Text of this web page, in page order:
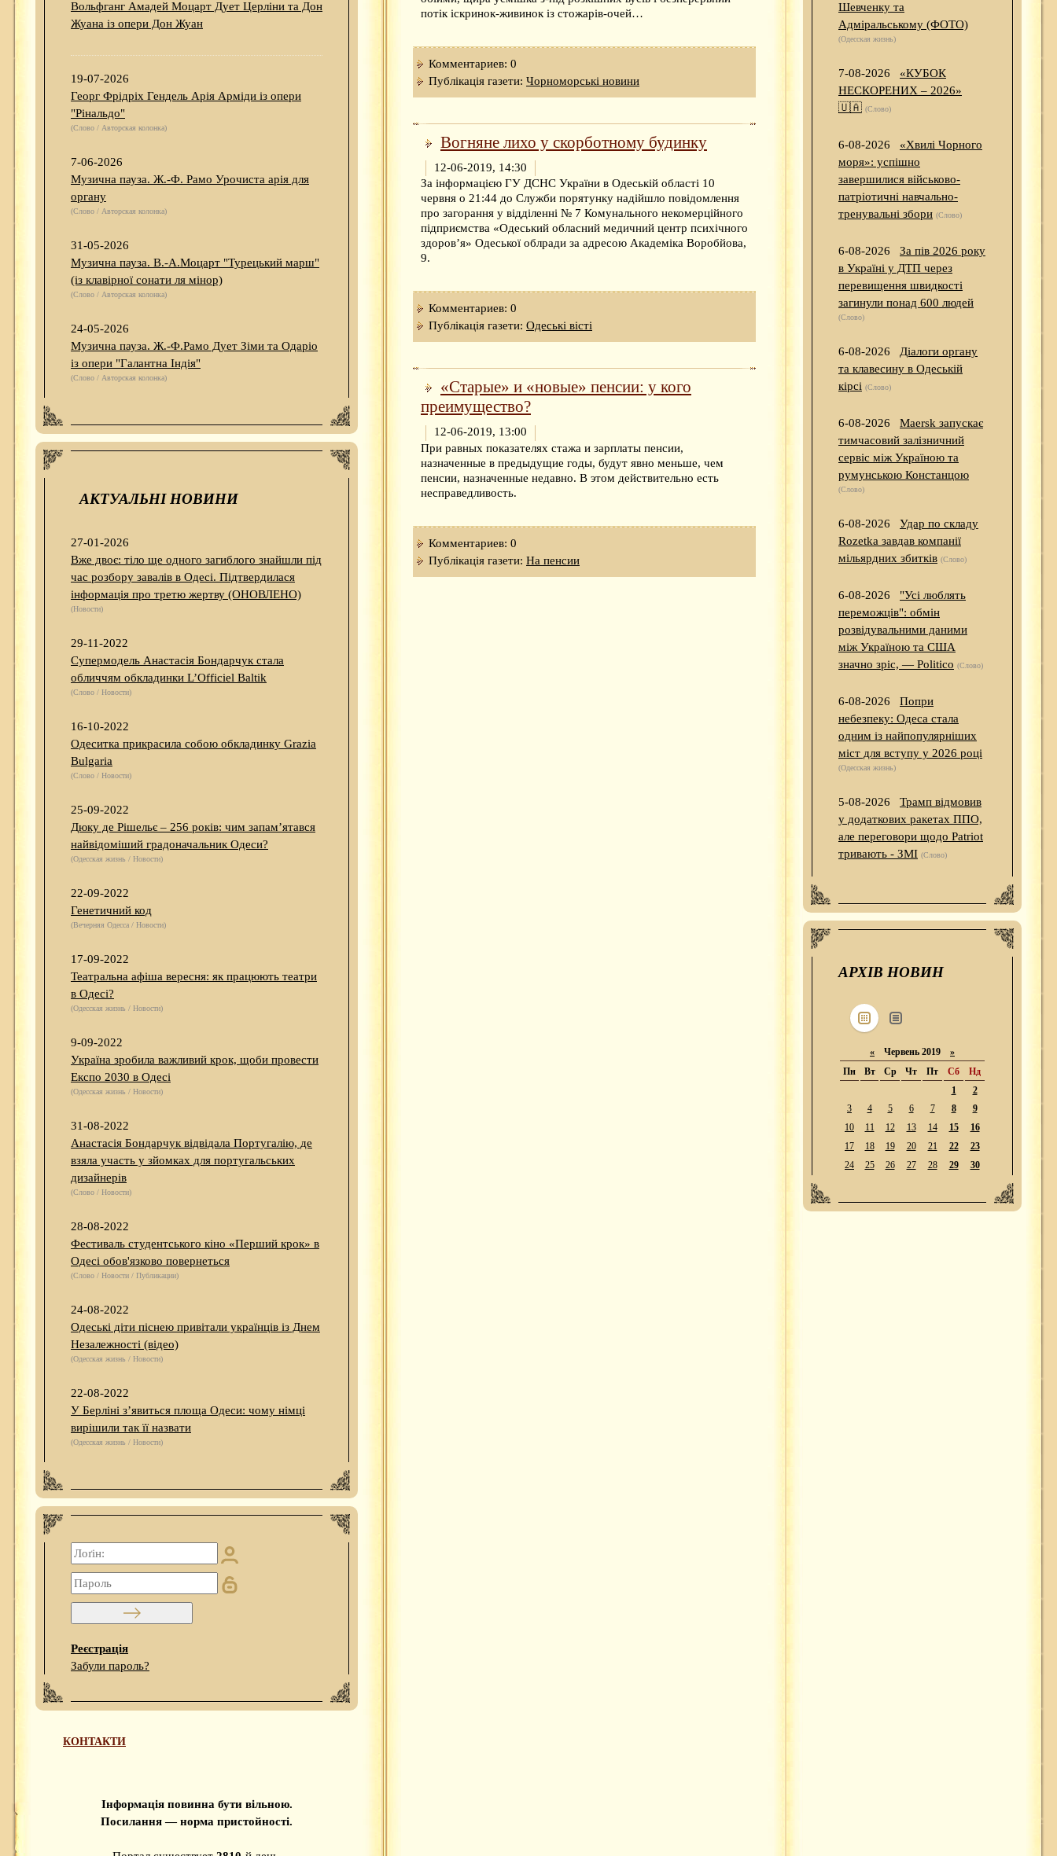
Вольфганг Амадей Моцарт Дует Церліни та Дон
Жуана із опери Дон Жуан
19-07-2026
Георг Фрідріх Гендель Арія Арміди із опери
"Рінальдо"
(Слово / Авторская колонка)
7-06-2026
Музична пауза. Ж.-Ф. Рамо Урочиста арія для
органу
(Слово / Авторская колонка)
31-05-2026
Музична пауза. В.-А.Моцарт "Турецький марш"
(із клавірної сонати ля мінор)
(Слово / Авторская колонка)
24-05-2026
Музична пауза. Ж.-Ф.Рамо Дует Зіми та Одаріо
із опери "Галантна Індія"
(Слово / Авторская колонка)
АКТУАЛЬНІ НОВИНИ
27-01-2026
Вже двоє: тіло ще одного загиблого знайшли під
час розбору завалів в Одесі. Підтвердилася
інформація про третю жертву (ОНОВЛЕНО)
(Новости)
29-11-2022
Супермодель Анастасія Бондарчук стала
обличчям обкладинки L’Officiel Baltik
(Слово / Новости)
16-10-2022
Одеситка прикрасила собою обкладинку Grazia
Bulgaria
(Слово / Новости)
25-09-2022
Дюку де Рішельє – 256 років: чим запам’ятався
найвідоміший градоначальник Одеси?
(Одесская жизнь / Новости)
22-09-2022
Генетичний код
(Вечерняя Одесса / Новости)
17-09-2022
Театральна афіша вересня: як працюють театри
в Одесі?
(Одесская жизнь / Новости)
9-09-2022
Україна зробила важливий крок, щоби провести
Експо 2030 в Одесі
(Одесская жизнь / Новости)
31-08-2022
Анастасія Бондарчук відвідала Португалію, де
взяла участь у зйомках для португальських
дизайнерів
(Слово / Новости)
28-08-2022
Фестиваль студентського кіно «Перший крок» в
Одесі обов'язково повернеться
(Слово / Новости / Публикации)
24-08-2022
Одеські діти піснею привітали українців із Днем
Незалежності (відео)
(Одесская жизнь / Новости)
22-08-2022
У Берліні з’явиться площа Одеси: чому німці
вирішили так її назвати
(Одесская жизнь / Новости)
Реєстрація
Забули пароль?
КОНТАКТИ
Інформація повинна бути вільною.
Посилання — норма пристойності.
потік іскринок-живинок із стожарів-очей…
Комментариев: 0
Публікація газети: Чорноморські новини
Вогняне лихо у скорботному будинку
12-06-2019, 14:30
За інформацією ГУ ДСНС України в Одеській області 10
червня о 21:44 до Служби порятунку надійшло повідомлення
про загорання у відділенні № 7 Комунального некомерційного
підприємства «Одеський обласний медичний центр психічного
здоров’я» Одеської облради за адресою Академіка Воробйова,
9.
Комментариев: 0
Публікація газети: Одеськi вiстi
«Старые» и «новые» пенсии: у кого
преимущество?
12-06-2019, 13:00
При равных показателях стажа и зарплаты пенсии,
назначенные в предыдущие годы, будут явно меньше, чем
пенсии, назначенные недавно. В этом действительно есть
несправедливость.
Комментариев: 0
Публікація газети: На пенсии
Шевченку та
Адміральському (ФОТО)
(Одесская жизнь)
7-08-2026
«КУБОК
НЕСКОРЕНИХ – 2026»
🇺🇦 (Слово)
6-08-2026
«Хвилі Чорного
моря»: успішно
завершилися військово-
патріотичні навчально-
тренувальні збори (Слово)
6-08-2026
За пів 2026 року
в Україні у ДТП через
перевищення швидкості
загинули понад 600 людей
(Слово)
6-08-2026
Діалоги органу
та клавесину в Одеській
кірсі (Слово)
6-08-2026
Maersk запускає
тимчасовий залізничний
сервіс між Україною та
румунською Констанцою
(Слово)
6-08-2026
Удар по складу
Rozetka завдав компанії
мільярдних збитків (Слово)
6-08-2026
"Усі люблять
переможців": обмін
розвідувальними даними
між Україною та США
значно зріс, — Politico (Слово)
6-08-2026
Попри
небезпеку: Одеса стала
одним із найпопулярніших
міст для вступу у 2026 році
(Одесская жизнь)
5-08-2026
Трамп відмовив
у додаткових ракетах ППО,
але переговори щодо Patriot
тривають - ЗМІ (Слово)
АРХІВ НОВИН
« Червень 2019 »
Пн
Вт Ср Чт Пт Сб
Нд
1
2
3
4 5 6 7 8
9
10
11 12 13 14 15
16
17
18 19 20 21 22
23
24
25 26 27 28 29 30